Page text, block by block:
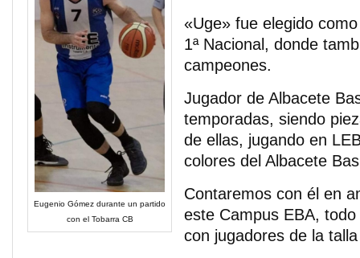
Eugenio Gómez durante un partido
con el Tobarra CB
«Uge» fue elegido
1ª Nacional, donde
campeones.
Jugador de Albacete
temporadas, siendo
de ellas, jugando en
colores del Albacete
Contaremos con él en
este Campus EBA,
con jugadores de la